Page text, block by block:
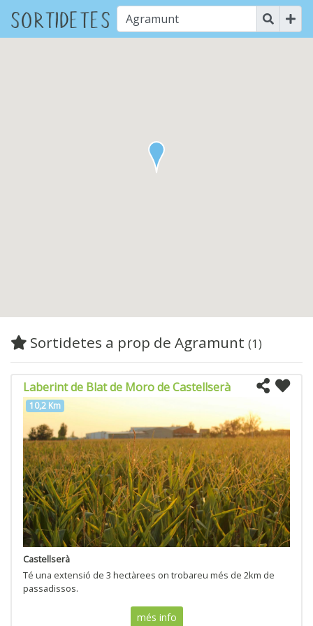
Sortidetes a prop de Agramunt (1)
Laberint de Blat de Moro de Castellserà
10,2 Km
Castellserà
Té una extensió de 3 hectàrees on trobareu més de 2km de
passadissos.
més info